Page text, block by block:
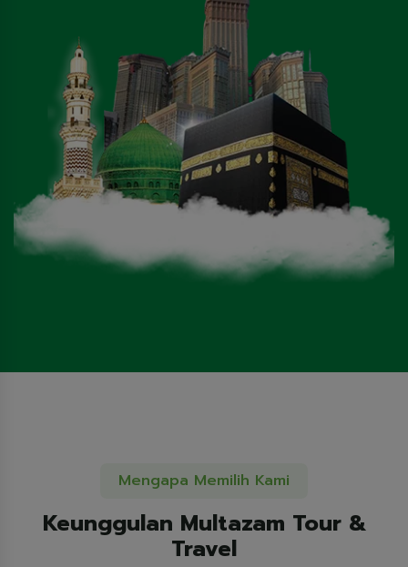
Mengapa Memilih Kami
Keunggulan Multazam Tour &
Travel